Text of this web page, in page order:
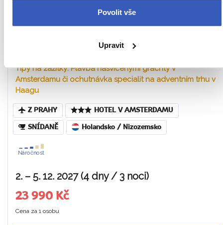
Povolit vše
Upravit
Adventní Amsterdam + ZAANSE
SCHANS + HAAG
Tipy na zážitky: Plavba nasvícenými grachty v
Amsterdamu či ochutnávka specialit na adventním trhu v
Haagu
Z PRAHY HOTEL V AMSTERDAMU
SNÍDANĚ Holandsko / Nizozemsko
Náročnost
2. – 5. 12. 2027 (4 dny / 3 noci)
23 990 Kč
Cena za 1 osobu